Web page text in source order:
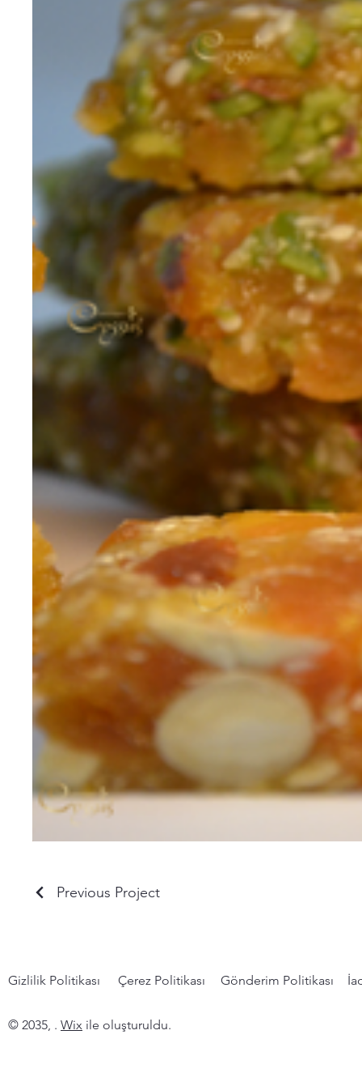
Previous Project
Gizlilik Politikası Çerez Politikası Gönderim Politikası
© 2035, . Wix ile oluşturuldu.